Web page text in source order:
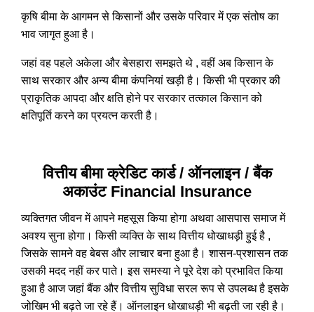
कृषि बीमा के आगमन से किसानों और उसके परिवार में एक संतोष का
भाव जागृत हुआ है।
जहां वह पहले अकेला और बेसहारा समझते थे , वहीं अब किसान के
साथ सरकार और अन्य बीमा कंपनियां खड़ी है। किसी भी प्रकार की
प्राकृतिक आपदा और क्षति होने पर सरकार तत्काल किसान को
क्षतिपूर्ति करने का प्रयत्न करती है।
वित्तीय बीमा क्रेडिट कार्ड / ऑनलाइन / बैंक
अकाउंट Financial Insurance
व्यक्तिगत जीवन में आपने महसूस किया होगा अथवा आसपास समाज में
अवश्य सुना होगा। किसी व्यक्ति के साथ वित्तीय धोखाधड़ी हुई है ,
जिसके सामने वह बेबस और लाचार बना हुआ है। शासन-प्रशासन तक
उसकी मदद नहीं कर पाते। इस समस्या ने पूरे देश को प्रभावित किया
हुआ है आज जहां बैंक और वित्तीय सुविधा सरल रूप से उपलब्ध है इसके
जोखिम भी बढ़ते जा रहे हैं। ऑनलाइन धोखाधड़ी भी बढ़ती जा रही है।